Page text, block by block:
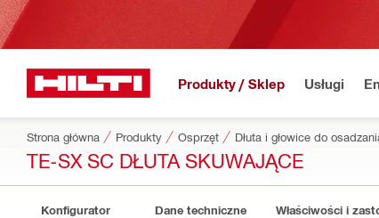
Produkty / Sklep Usługi
Strona główna Produkty Osprzęt Dłuta i głowice do
TE-SX SC DŁUTA SKUWAJĄCE
Konfigurator Dane techniczne Właściwości i